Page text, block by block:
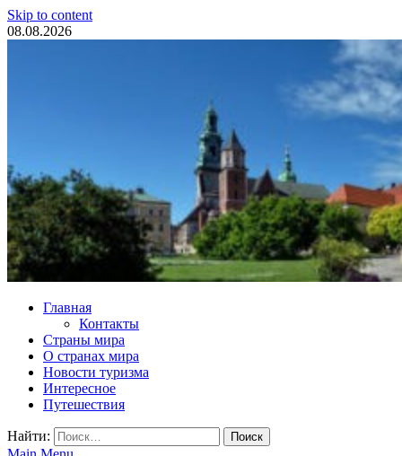
Skip to content
08.08.2026
Туристические новости
Главная
Контакты
Страны мира
О странах мира
Новости туризма
Интересное
Путешествия
Найти: